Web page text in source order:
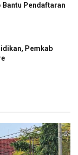
Bantu Pendaftaran
Pemkab